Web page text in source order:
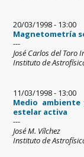
20/03/1998 - 13:00
Magnetometría
---
José Carlos del Toro
Instituto de
11/03/1998 - 13:00
Medio ambiente
estelar activa
---
José M. Vílchez
Instituto de